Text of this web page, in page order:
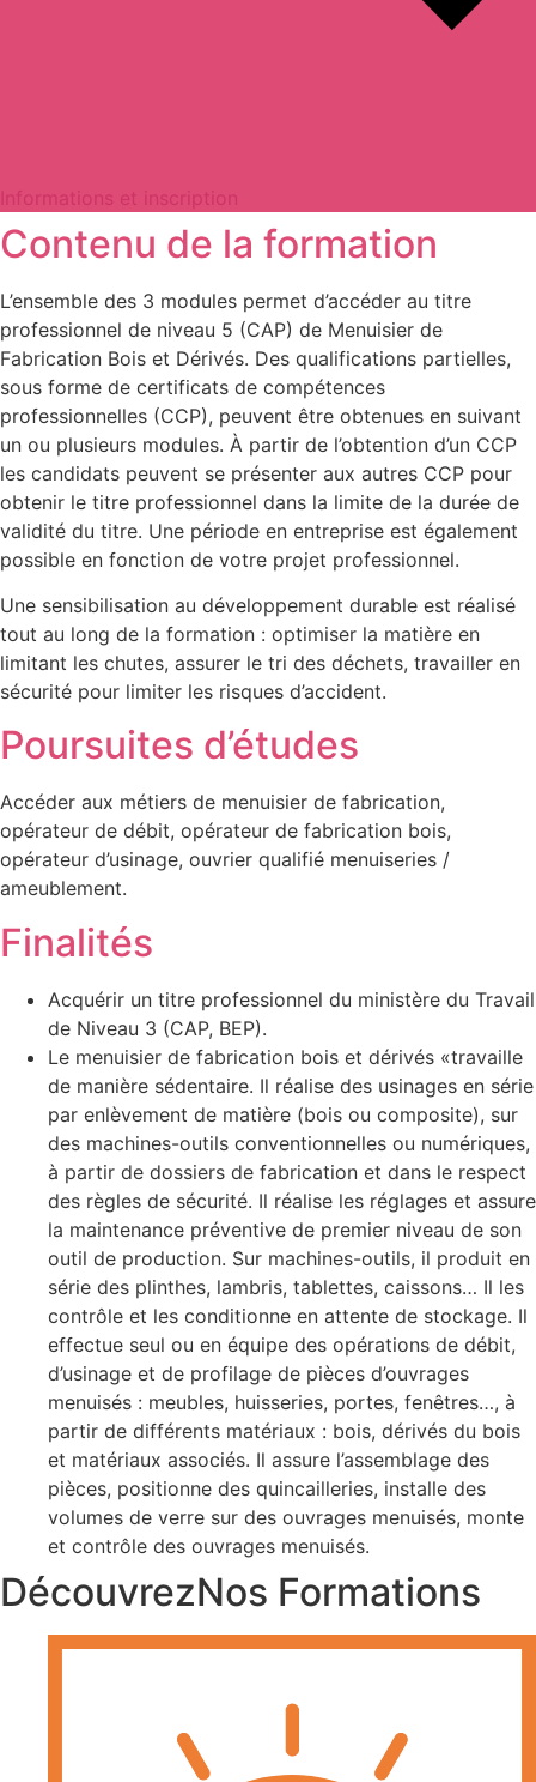
Informations et inscription
Contenu de la formation
L’ensemble des 3 modules permet d’accéder au titre
professionnel de niveau 5 (CAP) de Menuisier de
Fabrication Bois et Dérivés. Des qualifications partielles,
sous forme de certificats de compétences
professionnelles (CCP), peuvent être obtenues en suivant
un ou plusieurs modules. À partir de l’obtention d’un CCP
les candidats peuvent se présenter aux autres CCP pour
obtenir le titre professionnel dans la limite de la durée de
validité du titre. Une période en entreprise est également
possible en fonction de votre projet professionnel.
Une sensibilisation au développement durable est réalisé
tout au long de la formation : optimiser la matière en
limitant les chutes, assurer le tri des déchets, travailler en
sécurité pour limiter les risques d’accident.
Poursuites d’études
Accéder aux métiers de menuisier de fabrication,
opérateur de débit, opérateur de fabrication bois,
opérateur d’usinage, ouvrier qualifié menuiseries /
ameublement.
Finalités
Acquérir un titre professionnel du ministère du Travail
de Niveau 3 (CAP, BEP).
Le menuisier de fabrication bois et dérivés «travaille
de manière sédentaire. Il réalise des usinages en série
par enlèvement de matière (bois ou composite), sur
des machines-outils conventionnelles ou numériques,
à partir de dossiers de fabrication et dans le respect
des règles de sécurité. Il réalise les réglages et assure
la maintenance préventive de premier niveau de son
outil de production. Sur machines-outils, il produit en
série des plinthes, lambris, tablettes, caissons… Il les
contrôle et les conditionne en attente de stockage. Il
effectue seul ou en équipe des opérations de débit,
d’usinage et de profilage de pièces d’ouvrages
menuisés : meubles, huisseries, portes, fenêtres…, à
partir de différents matériaux : bois, dérivés du bois
et matériaux associés. Il assure l’assemblage des
pièces, positionne des quincailleries, installe des
volumes de verre sur des ouvrages menuisés, monte
et contrôle des ouvrages menuisés.
DécouvrezNos Formations